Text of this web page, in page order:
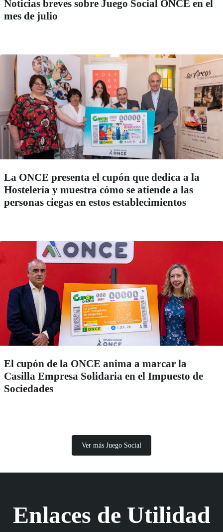
Noticias breves sobre Juego Social ONCE en el
mes de julio
La ONCE presenta el cupón que dedica a la
Hostelería y muestra cómo se atiende a las
personas ciegas en estos establecimientos
El cupón de la ONCE anima a marcar la
Casilla Empresa Solidaria en el Impuesto de
Sociedades
Ver más Juego Social
Enlaces de Utilidad